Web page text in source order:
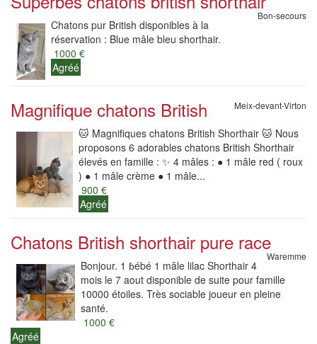
Bon-secours
Chatons pur British disponibles à la
réservation : Blue mâle bleu shorthair.
1000 €
Agréé
Magnifique chatons British Meix-devant-Virton
🐱 Magnifiques chatons British Shorthair 🐱 Nous
proposons 6 adorables chatons British Shorthair
élevés en famille : ✨ 4 mâles : ● 1 mâle red ( roux
) ● 1 mâle crème ● 1 mâle...
900 €
Agréé
Chatons British shorthair pure race
Waremme
Bonjour. 1 ɓébé 1 mâle lilac Shorthair 4
mois le 7 aout disponible de suite pour famille
10000 étoiles. Très sociable joueur en pleine
santé.
1000 €
Agréé